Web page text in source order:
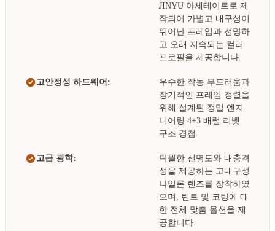
JINYU 아세테이트로 제
작되어 가볍고 내구성이
뛰어난 프레임과 선명하
고 오래 지속되는 컬러
프로필을 제공합니다.
고안정성 하드웨어:
우수한 작동 부드러움과
장기적인 프레임 정렬을
위해 설계된 정밀 엔지
니어링 4+3 배럴 리벳
구조 경첩.
고급 광학:
탁월한 선명도와 내충격
성을 제공하는 고내구성
나일론 렌즈를 장착하였
으며, 틴트 및 코팅에 대
한 전체 맞춤 옵션을 제
공합니다.